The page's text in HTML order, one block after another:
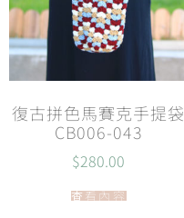
復古拼色馬賽克手提袋
CB006-043
$280.00
查看內容